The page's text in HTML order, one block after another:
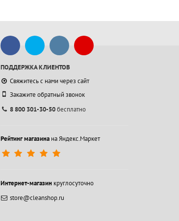
ПОДДЕРЖКА КЛИЕНТОВ
Свяжитесь с нами через сайт
Закажите обратный звонок
8 800 301-30-50бесплатно
Рейтинг магазинана Яндекс.Маркет
Интернет-магазинкруглосуточно
store@cleanshop.ru